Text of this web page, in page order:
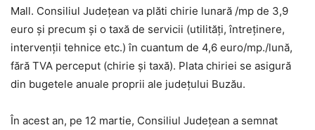
Mall. Consiliul Județean va plăti chirie lunară /mp de 3,9
euro şi precum și o taxă de servicii (utilităţi, întreţinere,
intervenţii tehnice etc.) în cuantum de 4,6 euro/mp./lună,
fără TVA perceput (chirie şi taxă). Plata chiriei se asigură
din bugetele anuale proprii ale judeţului Buzău.
În acest an, pe 12 martie, Consiliul Județean a semnat